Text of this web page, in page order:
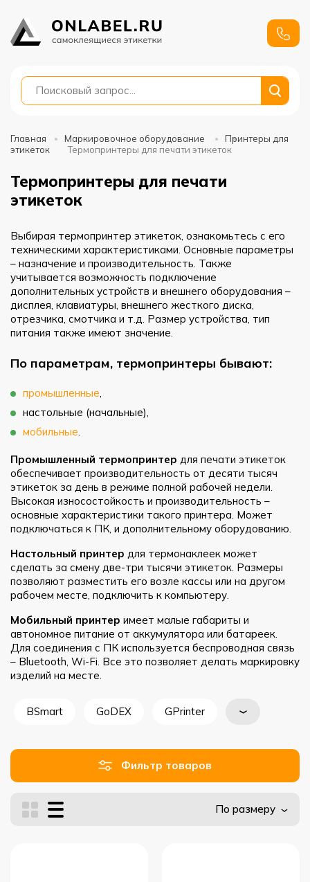
+7
991
Главная Маркировочное оборудование
Принтеры для
этикеток
Термопринтеры для печати этикеток
Термопринтеры для печати
этикеток
Выбирая термопринтер этикеток, ознакомьтесь с его
техническими характеристиками. Основные параметры
– назначение и производительность. Также
учитывается возможность подключение
дополнительных устройств и внешнего оборудования –
дисплея, клавиатуры, внешнего жесткого диска,
отрезчика, смотчика и т.д. Размер устройства, тип
питания также имеют значение.
По параметрам, термопринтеры бывают:
промышленные,
настольные (начальные),
мобильные.
Промышленный термопринтер для печати этикеток
обеспечивает производительность от десяти тысяч
этикеток за день в режиме полной рабочей недели.
Высокая износостойкость и производительность –
основные характеристики такого принтера. Может
подключаться к ПК, и дополнительному оборудованию.
Настольный принтер для термонаклеек может
сделать за смену две-три тысячи этикеток. Размеры
позволяют разместить его возле кассы или на другом
рабочем месте, подключить к компьютеру.
Мобильный принтер имеет малые габариты и
автономное питание от аккумулятора или батареек.
Для соединения с ПК используется беспроводная связь
– Bluetooth, Wi-Fi. Все это позволяет делать маркировку
изделий на месте.
BSmart GoDEX GPrinter
Фильтр товаров
По размеру